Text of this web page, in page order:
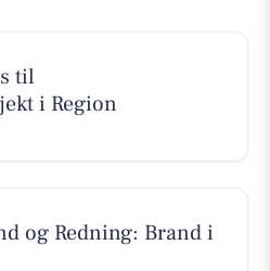
til
i Region
og Redning: Brand i